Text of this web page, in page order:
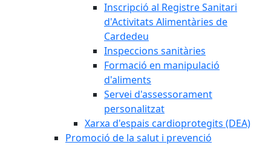
Inscripció al Registre Sanitari
d'Activitats Alimentàries de
Cardedeu
Inspeccions sanitàries
Formació en manipulació
d'aliments
Servei d'assessorament
personalitzat
Xarxa d'espais cardioprotegits (DEA)
Promoció de la salut i prevenció